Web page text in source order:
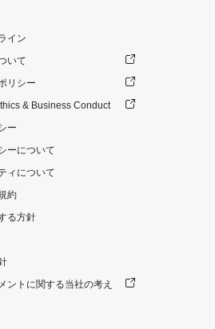
イン
いて
リシー
& Business Conduct
ー
ーについて
ィについて
約
る方針
ントに関する当社の考え